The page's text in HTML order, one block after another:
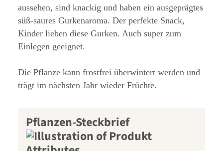
aussehen, sind knackig und haben ein ausgeprägtes
süß-saures Gurkenaroma. Der perfekte Snack,
Kinder lieben diese Gurken. Auch super zum
Einlegen geeignet.
Die Pflanze kann frostfrei überwintert werden und
trägt im nächsten Jahr wieder Früchte.
Pflanzen-Steckbrief